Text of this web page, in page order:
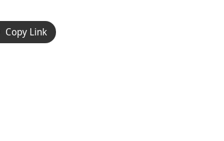
Copy Link